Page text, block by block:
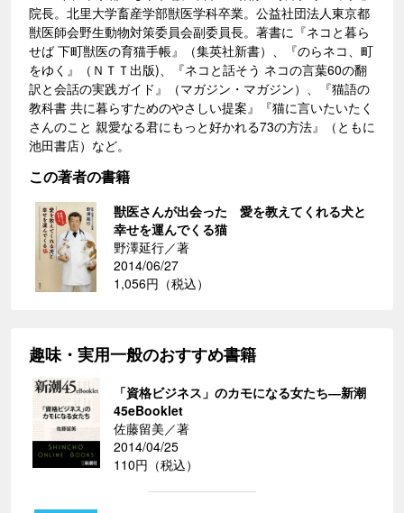
院長。北里大学畜産学部獣医学科卒業。公益社団法人東京都
獣医師会野生動物対策委員会副委員長。著書に『ネコと暮ら
せば 下町獣医の育猫手帳』（集英社新書）、『のらネコ、町
をゆく』（ＮＴＴ出版)、『ネコと話そう ネコの言葉60の翻
訳と会話の実践ガイド』（マガジン・マガジン）、『猫語の
教科書 共に暮らすためのやさしい提案』『猫に言いたいたく
さんのこと 親愛なる君にもっと好かれる73の方法』（ともに
池田書店）など。
この著者の書籍
獣医さんが出会った 愛を教えてくれる犬と
幸せを運んでくる猫
野澤延行／著
2014/06/27
1,056円（税込）
趣味・実用一般のおすすめ書籍
「資格ビジネス」のカモになる女たち―新潮
45eBooklet
佐藤留美／著
2014/04/25
110円（税込）